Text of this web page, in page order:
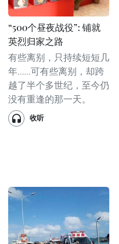
“500个昼夜战役”: 铺就
英烈归家之路
有些离别，只持续短短几
年……可有些离别，却跨
越了半个多世纪，至今仍
没有重逢的那一天。
收听